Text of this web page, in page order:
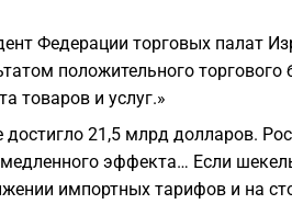
Федерации торговых палат
положительного торгового
товаров и услуг.»
21,5 млрд долларов.
эффекта… Если
импортных тарифов и на